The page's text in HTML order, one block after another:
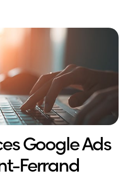
Google Ads
Ferrand